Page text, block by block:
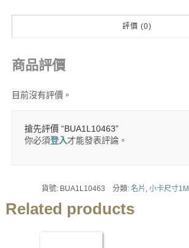
評價 (0)
商品評價
目前沒有評價。
搶先評價 “BUA1L10463”
你必須登入才能發表評論。
貨號: BUA1L10463 分類:名片 ,小卡尺寸1M
Related products